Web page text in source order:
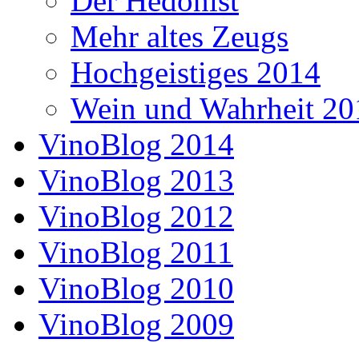
Mehr altes Zeugs
Hochgeistiges 2014
Wein und Wahrheit
VinoBlog 2014
VinoBlog 2013
VinoBlog 2012
VinoBlog 2011
VinoBlog 2010
VinoBlog 2009